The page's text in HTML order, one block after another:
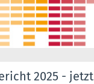
2025 -